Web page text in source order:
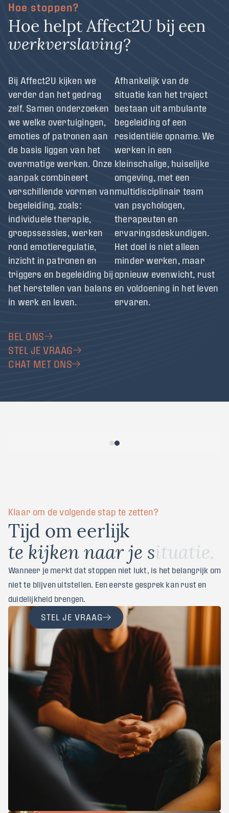
Hoe stoppen?
Hoe helpt Affect2Ubij een
werkverslaving?
Bij Affect2U kijken we
verder dan het gedrag
zelf. Samen onderzoeken
we welke overtuigingen,
emoties of patronen aan
de basis liggen van het
overmatige werken. Onze
aanpak combineert
verschillende vormen van
begeleiding, zoals:
individuele therapie,
groepssessies, werken
rond emotieregulatie,
inzicht in patronen en
triggers en begeleiding bij
het herstellen van balans
in werk en leven.
Afhankelijk van de
situatie kan het traject
bestaan uit ambulante
begeleiding of een
residentiële opname. We
werken in een
kleinschalige, huiselijke
omgeving, met een
multidisciplinair team
van psychologen,
therapeuten en
ervaringsdeskundigen.
Het doel is niet alleen
minder werken, maar
opnieuw evenwicht, rust
en voldoening in het leven
ervaren.
BEL ONS
STEL JE VRAAG
CHAT MET ONS
Klaar om de volgende stap te zetten?
Tijd om eerlijk
te kijkennaarje situatie.
Wanneer je merkt dat stoppen niet lukt, is het belangrijk om
niet te blijven uitstellen. Een eerste gesprek kan rust en
duidelijkheid brengen.
STEL JE VRAAG